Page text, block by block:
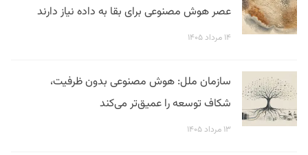
عصر هوش مصنوعی برای بقا به داده نیاز دارند
۱۴ مرداد ۱۴۰۵
سازمان ملل: هوش مصنوعی بدون ظرفیت،
شکاف توسعه را عمیق‌تر می‌کند
۱۳ مرداد ۱۴۰۵